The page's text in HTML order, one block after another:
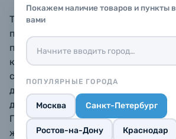
Покажем наличие товаров и пункты
вами
ПОПУЛЯРНЫЕ ГОРОДА
Москва Санкт-Петербург
Ростов-на-Дону Краснодар
Телескопический журавль
поднимать даже очень тяжелые
приборы (до 10 кг на
кг в среднем положении). В
стальной противовес на 6.7
дополнительно
дополнительных грузов. Стойка
При подборе стойки
журавля D650 со штатным